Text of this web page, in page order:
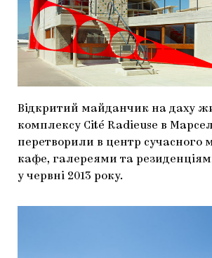
ЗАПАЛЕННЯ
CARPATHIAN CULT ПРО
Відкритий майданчик на даху
комплексу Cité Radieuse в
перетворили в центр сучасного
кафе, галереями та
у червні 2013 року.